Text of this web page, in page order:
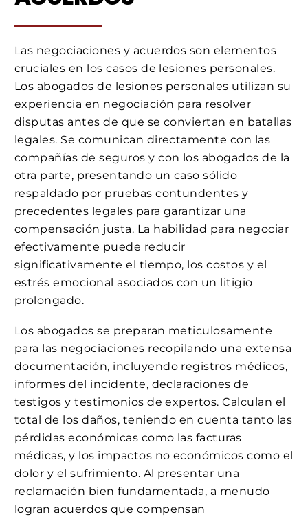
Las negociaciones y acuerdos son elementos
cruciales en los casos de lesiones personales.
Los abogados de lesiones personales utilizan su
experiencia en negociación para resolver
disputas antes de que se conviertan en batallas
legales. Se comunican directamente con las
compañías de seguros y con los abogados de la
otra parte, presentando un caso sólido
respaldado por pruebas contundentes y
precedentes legales para garantizar una
compensación justa. La habilidad para negociar
efectivamente puede reducir
significativamente el tiempo, los costos y el
estrés emocional asociados con un litigio
prolongado.
Los abogados se preparan meticulosamente
para las negociaciones recopilando una extensa
documentación, incluyendo registros médicos,
informes del incidente, declaraciones de
testigos y testimonios de expertos. Calculan el
total de los daños, teniendo en cuenta tanto las
pérdidas económicas como las facturas
médicas, y los impactos no económicos como el
dolor y el sufrimiento. Al presentar una
reclamación bien fundamentada, a menudo
logran acuerdos que compensan